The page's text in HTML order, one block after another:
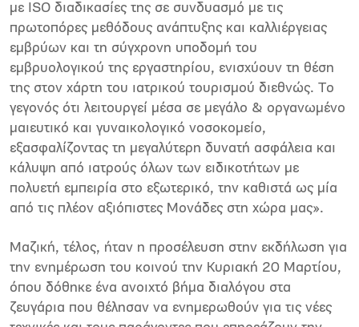
με ISO διαδικασίες της σε συνδυασμό με τις
πρωτοπόρες μεθόδους ανάπτυξης και καλλιέργειας
εμβρύων και τη σύγχρονη υποδομή του
εμβρυολογικού της εργαστηρίου, ενισχύουν τη θέση
της στον χάρτη του ιατρικού τουρισμού διεθνώς. Το
γεγονός ότι λειτουργεί μέσα σε μεγάλο & οργανωμένο
μαιευτικό και γυναικολογικό νοσοκομείο,
εξασφαλίζοντας τη μεγαλύτερη δυνατή ασφάλεια και
κάλυψη από ιατρούς όλων των ειδικοτήτων με
πολυετή εμπειρία στο εξωτερικό, την καθιστά ως μία
από τις πλέον αξιόπιστες Μονάδες στη χώρα μας».
Μαζική, τέλος, ήταν η προσέλευση στην εκδήλωση για
την ενημέρωση του κοινού την Κυριακή 20 Μαρτίου,
όπου δόθηκε ένα ανοιχτό βήμα διαλόγου στα
ζευγάρια που θέλησαν να ενημερωθούν για τις νέες